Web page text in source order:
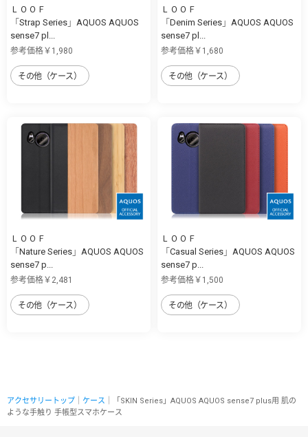
ＬＯＯＦ
「Strap Series」AQUOS AQUOS
sense7 pl...
参考価格￥1,980
その他（ケース）
ＬＯＯＦ
「Denim Series」AQUOS AQUOS
sense7 pl...
参考価格￥1,680
その他（ケース）
ＬＯＯＦ
「Nature Series」AQUOS AQUOS
sense7 p...
参考価格￥2,481
その他（ケース）
ＬＯＯＦ
「Casual Series」AQUOS AQUOS
sense7 p...
参考価格￥1,500
その他（ケース）
アクセサリートップ ケース ｜「SKIN Series」AQUOS AQUOS sense7 plus用 肌の
ような手触り 手帳型スマホケース